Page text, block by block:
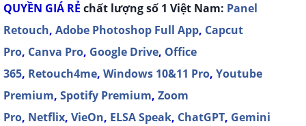
QUYỀN GIÁ RẺ chất lượng số 1 Việt Nam: Panel
Retouch, Adobe Photoshop Full App, Capcut
Pro, Canva Pro, Google Drive, Office
365, Retouch4me, Windows 10&11 Pro, Youtube
Premium, Spotify Premium, Zoom
Pro, Netflix, VieOn, ELSA Speak, ChatGPT, Gemini